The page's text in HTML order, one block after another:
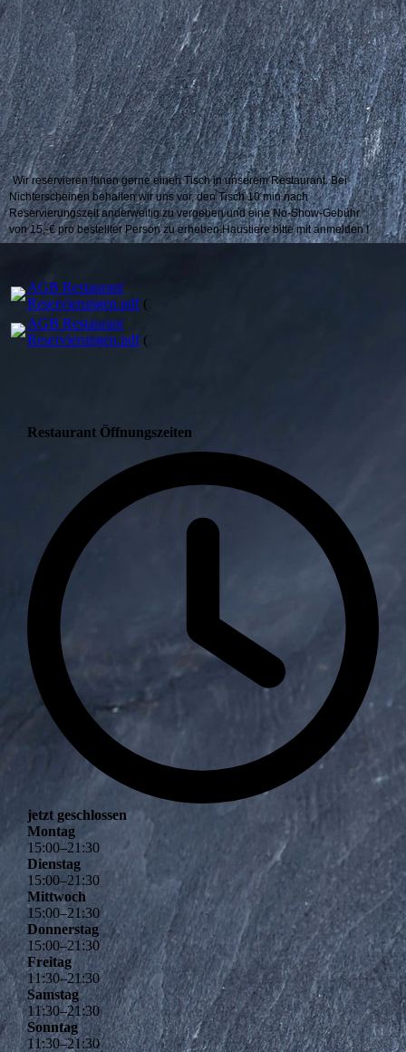
Wir reservieren Ihnen gerne einen Tisch in unserem Restaurant. Bei
Nichterscheinen behalten wir uns vor, den Tisch 10 min nach
Reservierungszeit anderweitig zu vergeben und eine No-Show-Gebühr
von 15,-€ pro bestellter Person zu erheben.Haustiere bitte mit anmelden !
AGB Restaurant
Reservierungen.pdf(164.39KB)
AGB Restaurant
Reservierungen.pdf(164.39KB)
Restaurant Öffnungszeiten
jetzt geschlossen
Montag
15:00–21 :30
Dienstag
15:00–21 :30
Mittwoch
15:00–21 :30
Donnerstag
15:00–21 :30
Freitag
11:30–21:30
Samstag
11:30–21:30
Sonntag
11:30–21:30